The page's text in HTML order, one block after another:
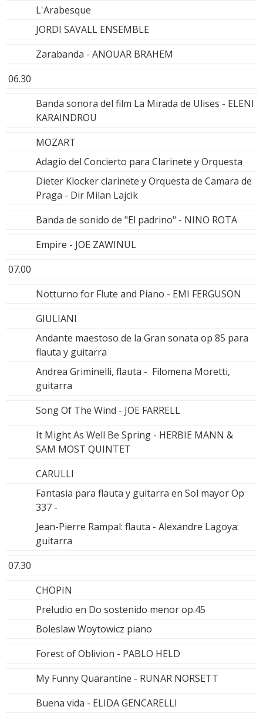
L'Arabesque
JORDI SAVALL ENSEMBLE
Zarabanda - ANOUAR BRAHEM
06.30
Banda sonora del film La Mirada de Ulises - ELENI
KARAINDROU
MOZART
Adagio del Concierto para Clarinete y Orquesta
Dieter Klocker clarinete y Orquesta de Camara de
Praga - Dir Milan Lajcik
Banda de sonido de "El padrino" - NINO ROTA
Empire - JOE ZAWINUL
07.00
Notturno for Flute and Piano - EMI FERGUSON
GIULIANI
Andante maestoso de la Gran sonata op 85 para
flauta y guitarra
Andrea Griminelli, flauta - Filomena Moretti,
guitarra
Song Of The Wind - JOE FARRELL
It Might As Well Be Spring - HERBIE MANN &
SAM MOST QUINTET
CARULLI
Fantasia para flauta y guitarra en Sol mayor Op
337 -
Jean-Pierre Rampal: flauta - Alexandre Lagoya:
guitarra
07.30
CHOPIN
Preludio en Do sostenido menor op.45
Boleslaw Woytowicz piano
Forest of Oblivion - PABLO HELD
My Funny Quarantine - RUNAR NORSETT
Buena vida - ELIDA GENCARELLI